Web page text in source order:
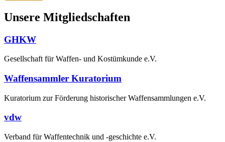
Unsere Mitgliedschaften
GHKW
Gesellschaft für Waffen- und Kostümkunde e.V.
Waffensammler Kuratorium
Kuratorium zur Förderung historischer Waffensammlungen e.V.
vdw
Verband für Waffentechnik und -geschichte e.V.